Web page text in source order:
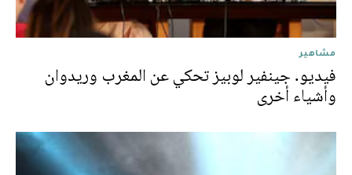
مشاهير
فيديو. جينفير لوبيز تحكي عن المغرب وريدوان
وأشياء أخرى